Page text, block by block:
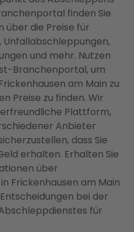
finden Sie
die Preise für
und mehr. Nutzen
Branchenportal, um
am Main zu
Preise zu finden. Wir
Plattform,
Anbieter
dass Sie
erhalten. Erhalten Sie
über
Frickenhausen am Main
bei der
für